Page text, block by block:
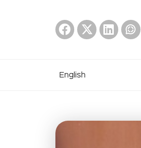
English